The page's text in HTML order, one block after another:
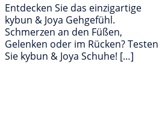
Entdecken Sie das einzigartige
kybun & Joya Gehgefühl.
Schmerzen an den Füßen,
Gelenken oder im Rücken? Testen
Sie kybun & Joya Schuhe! […]